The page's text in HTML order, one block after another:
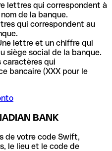
lettres qui correspondent à
de la banque.
qui correspondent au
lettre et un chiffre qui
siège social de la banque.
caractères qui
bancaire (XXX pour le
BANK
de votre code Swift,
le lieu et le code de